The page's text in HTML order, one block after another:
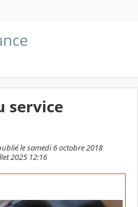
service
publié le samedi 6 octobre 2018
2025 12:16